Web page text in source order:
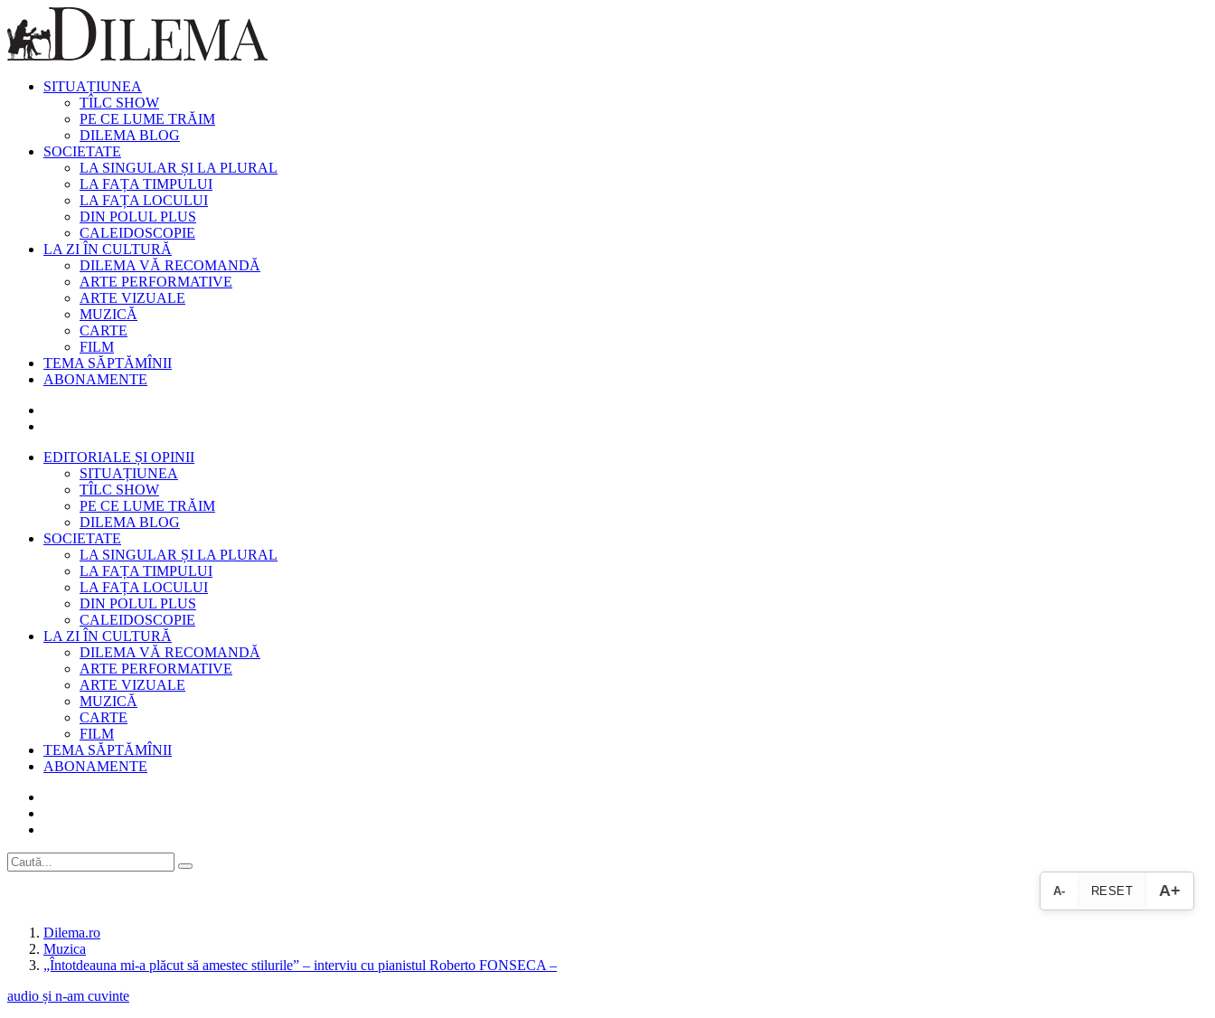
SITUAȚIUNEA
TÎLC SHOW
PE CE LUME TRĂIM
DILEMA BLOG
SOCIETATE
LA SINGULAR ȘI LA PLURAL
LA FAȚA TIMPULUI
LA FAȚA LOCULUI
DIN POLUL PLUS
CALEIDOSCOPIE
LA ZI ÎN CULTURĂ
DILEMA VĂ RECOMANDĂ
ARTE PERFORMATIVE
ARTE VIZUALE
MUZICĂ
CARTE
FILM
TEMA SĂPTĂMÎNII
ABONAMENTE
EDITORIALE ȘI OPINII
SITUAȚIUNEA
TÎLC SHOW
PE CE LUME TRĂIM
DILEMA BLOG
SOCIETATE
LA SINGULAR ȘI LA PLURAL
LA FAȚA TIMPULUI
LA FAȚA LOCULUI
DIN POLUL PLUS
CALEIDOSCOPIE
LA ZI ÎN CULTURĂ
DILEMA VĂ RECOMANDĂ
ARTE PERFORMATIVE
ARTE VIZUALE
MUZICĂ
CARTE
FILM
TEMA SĂPTĂMÎNII
ABONAMENTE
A- RESET A+
Dilema.ro
Muzica
„Întotdeauna mi-a plăcut să amestec stilurile” – interviu cu pianistul Roberto FONSECA –
audio și n-am cuvinte